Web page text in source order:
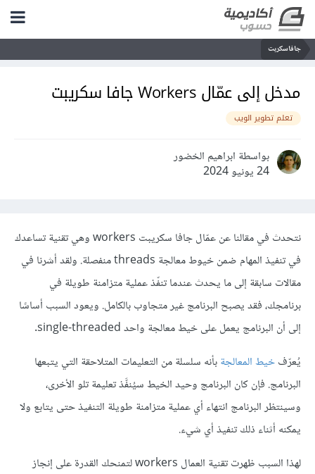
جافاسكربت
مدخل إلى عمّال Workers جافا سكريبت
تعلم تطوير الويب
بواسطة ابراهيم الخضور
24 يونيو 2024
نتحدث في مقالنا عن عمّال جافا سكريبت workers وهي تقنية تساعدك
في تنفيذ المهام ضمن خيوط معالجة threads منفصلة. ولقد أشرنا في
مقالات سابقة إلى ما يحدث عندما تنفّذ عملية متزامنة طويلة في
برنامجك، فقد يصبح البرنامج غير متجاوب بالكامل. ويعود السبب أساسًا
إلى أن البرنامج يعمل على خيط معالجة واحد single-threaded.
يُعرّفخيط المعالجةبأنه سلسلة من التعليمات المتلاحقة التي يتبعها
البرنامج. فإن كان البرنامج وحيد الخيط سيُنفَّذ تعليمة تلو اﻷخرى،
وسينتظر البرنامج انتهاء أي عملية متزامنة طويلة التنفيذ حتى يتابع ولا
يمكنه أثناء ذلك تنفيذ أي شيء.
لهذا السبب ظهرت تقنية العمال workers لتمنحك القدرة على إنجاز